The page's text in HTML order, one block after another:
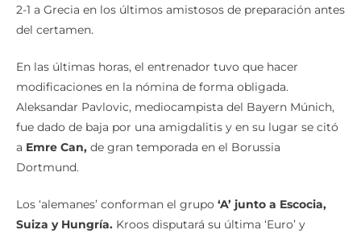
2-1 a Grecia en los últimos amistosos de preparación antes
del certamen.
En las últimas horas, el entrenador tuvo que hacer
modificaciones en la nómina de forma obligada.
Aleksandar Pavlovic, mediocampista del Bayern Múnich,
fue dado de baja por una amigdalitis y en su lugar se citó
a Emre Can, de gran temporada en el Borussia
Dortmund.
Los ‘alemanes’ conforman el grupo ‘A’ junto a Escocia,
Suiza y Hungría. Kroos disputará su última ‘Euro’ y